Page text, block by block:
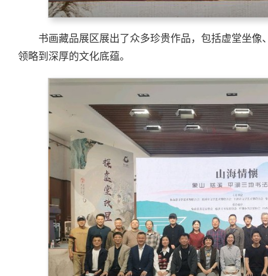
书画藏品展区展出了众多珍贵作品，包括虚堂坐
领略到深厚的文化底蕴。